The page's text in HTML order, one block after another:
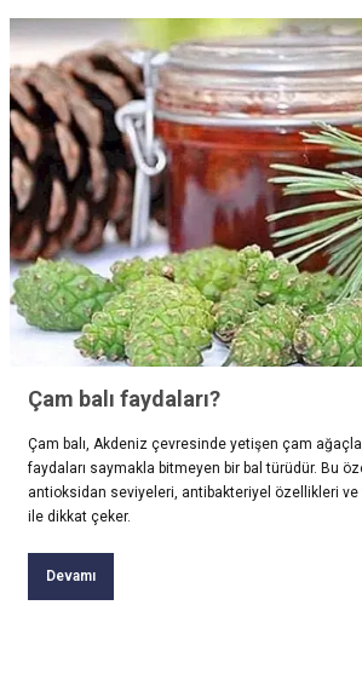
Çam balı faydaları?
Çam balı, Akdeniz çevresinde yetişen çam
faydaları saymakla bitmeyen bir bal türüdür. Bu
antioksidan seviyeleri, antibakteriyel özellikleri
ile dikkat çeker.
Devamı